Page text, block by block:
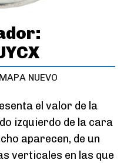
NUEVO
el valor de la
izquierdo de la cara
aparecen, de un
verticales en las que